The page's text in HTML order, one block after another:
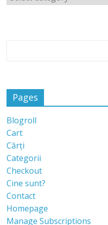
Pages
Blogroll
Cart
Cărți
Categorii
Checkout
Cine sunt?
Contact
Homepage
Manage Subscriptions